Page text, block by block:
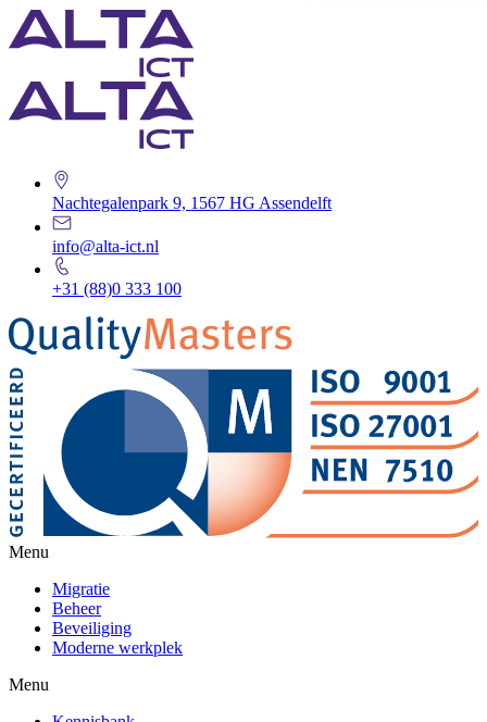
Nachtegalenpark 9, 1567 HG Assendelft
info@alta-ict.nl
+31 (88)0 333 100
Menu
Migratie
Beheer
Beveiliging
Moderne werkplek
Menu